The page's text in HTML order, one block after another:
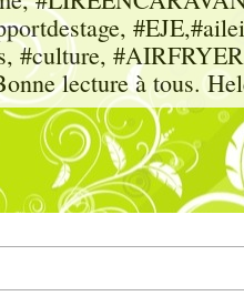
#culture,
lecture à tous.